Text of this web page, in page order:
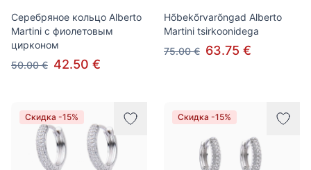
Серебряное кольцо Alberto
Martini с фиолетовым
цирконом
50.00 € 42.50 €
Hõbekõrvarõngad Alberto
Martini tsirkoonidega
75.00 € 63.75 €
Скидка -15% Скидка -15%